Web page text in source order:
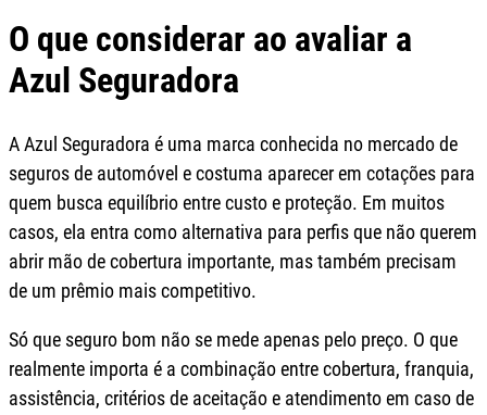
O que considerar ao avaliar a
Azul Seguradora
A Azul Seguradora é uma marca conhecida no mercado de
seguros de automóvel e costuma aparecer em cotações para
quem busca equilíbrio entre custo e proteção. Em muitos
casos, ela entra como alternativa para perfis que não querem
abrir mão de cobertura importante, mas também precisam
de um prêmio mais competitivo.
Só que seguro bom não se mede apenas pelo preço. O que
realmente importa é a combinação entre cobertura, franquia,
assistência, critérios de aceitação e atendimento em caso de